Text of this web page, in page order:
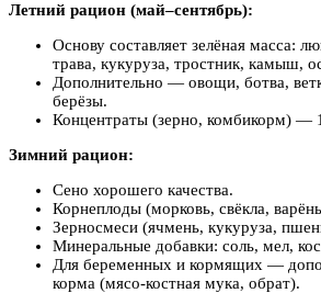
Летний рацион (май–сентябрь):
Основу составляет зелёная масса:
трава, кукуруза, тростник, камыш,
Дополнительно — овощи, ботва,
берёзы.
Концентраты (зерно, комбикорм) —
Зимний рацион:
Сено хорошего качества.
Корнеплоды (морковь, свёкла,
Зерносмеси (ячмень, кукуруза,
Минеральные добавки: соль, мел,
Для беременных и кормящих —
корма (мясо-костная мука, обрат).